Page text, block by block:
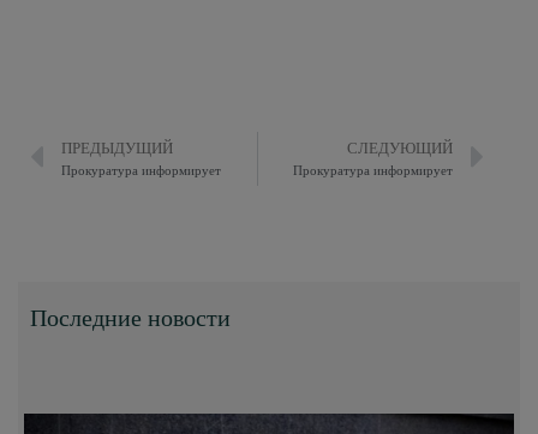
ПРЕДЫДУЩИЙ
Прокуратура информирует
СЛЕДУЮЩИЙ
Прокуратура информирует
Последние новости